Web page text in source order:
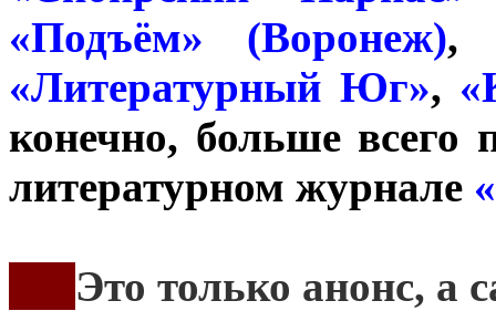
«Подъём» (Воронеж)
«Литературный Юг»,
конечно, больше всего
литературном журнале
Это только анонс, а